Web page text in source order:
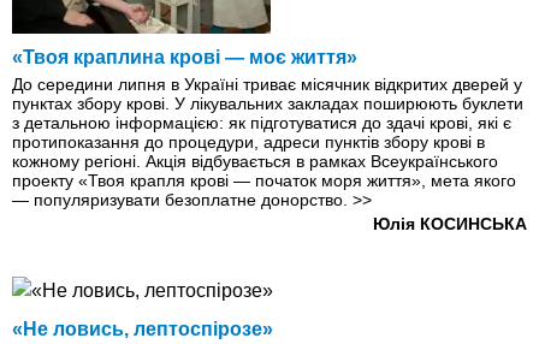
«Твоя краплина крові — моє життя»
До середини липня в Україні триває місячник відкритих дверей у
пунктах збору крові. У лікувальних закладах поширюють буклети
з детальною інформацією: як підготуватися до здачі крові, які є
протипоказання до процедури, адреси пунктів збору крові в
кожному регіоні. Акція відбувається в рамках Всеукраїнського
проекту «Твоя крапля крові — початок моря життя», мета якого
— популяризувати безоплатне донорство. >>
Юлія КОСИНСЬКА
«Не ловись, лептоспірозе»